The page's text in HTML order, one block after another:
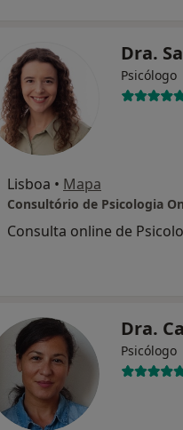
Dra.
Psicólogo
Lisboa • Mapa
Consultório de Psicologia
Consulta online de
Dra.
Psicólogo